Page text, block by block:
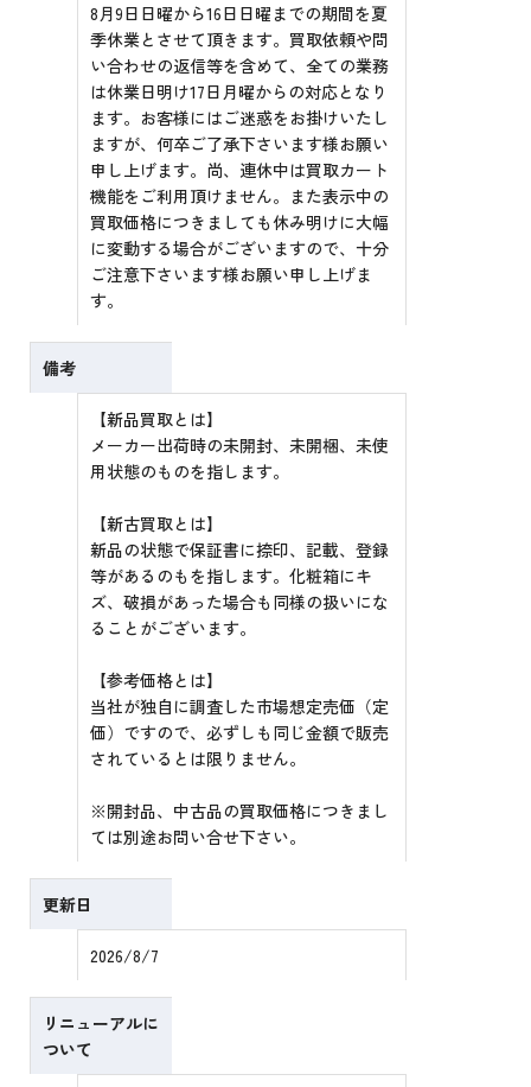
8月9日日曜から16日日曜までの期間を夏
季休業とさせて頂きます。買取依頼や問
い合わせの返信等を含めて、全ての業務
は休業日明け17日月曜からの対応となり
ます。お客様にはご迷惑をお掛けいたし
ますが、何卒ご了承下さいます様お願い
申し上げます。尚、連休中は買取カート
機能をご利用頂けません。また表示中の
買取価格につきましても休み明けに大幅
に変動する場合がございますので、十分
ご注意下さいます様お願い申し上げま
す。
備考
【新品買取とは】
メーカー出荷時の未開封、未開梱、未使
用状態のものを指します。
【新古買取とは】
新品の状態で保証書に捺印、記載、登録
等があるのもを指します。化粧箱にキ
ズ、破損があった場合も同様の扱いにな
ることがございます。
【参考価格とは】
当社が独自に調査した市場想定売価（定
価）ですので、必ずしも同じ金額で販売
されているとは限りません。
※開封品、中古品の買取価格につきまし
ては別途お問い合せ下さい。
更新日
2026/8/7
リニューアルに
ついて